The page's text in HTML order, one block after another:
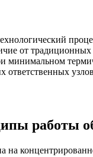
от
минимальном
ответственных
работы
на